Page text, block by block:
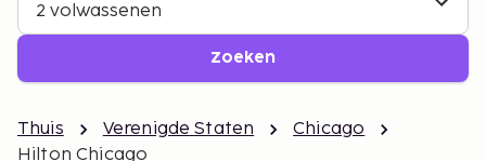
2 volwassenen
Zoeken
Thuis Verenigde Staten
Chicago
Hilton Chicago